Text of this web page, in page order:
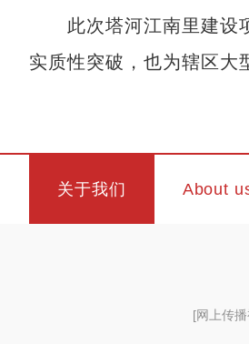
此次塔河江南里建设项
实质性突破，也为辖区大
关于我们 About
[网上传